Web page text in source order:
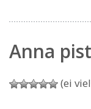
Anna
(ei